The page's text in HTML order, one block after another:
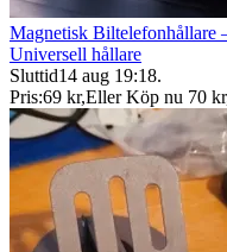
Magnetisk Biltelefonhållare
Universell hållare
Sluttid14 aug 19:18.
Pris:69 kr,Eller Köp nu 70 kr